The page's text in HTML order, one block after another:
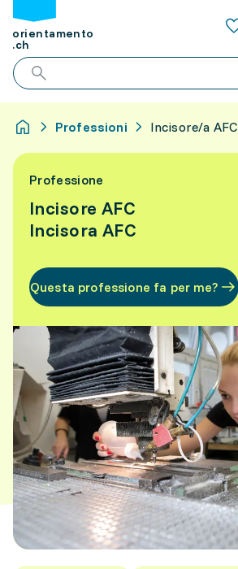
orientamento
.ch
Professioni Incisore/a AFC
Professione
Incisore AFC
Incisora AFC
Questa professione fa per me?